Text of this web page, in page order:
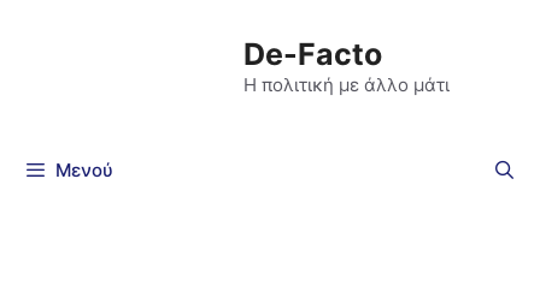
De-Facto
Η πολιτική με άλλο μάτι
Μενού